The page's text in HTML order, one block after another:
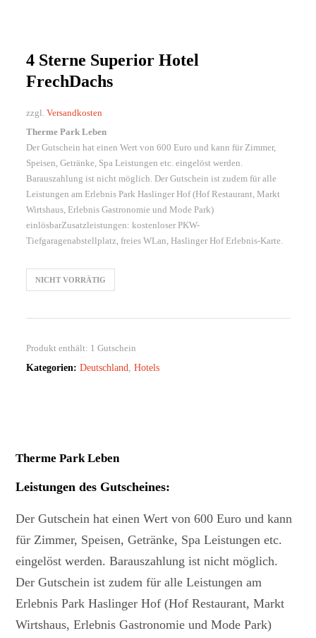
4 Sterne Superior Hotel
FrechDachs
zzgl.Versandkosten
Therme Park Leben
Der Gutschein hat einen Wert von 600 Euro und kann für Zimmer,
Speisen, Getränke, Spa Leistungen etc. eingelöst werden.
Barauszahlung ist nicht möglich. Der Gutschein ist zudem für alle
Leistungen am Erlebnis Park Haslinger Hof (Hof Restaurant, Markt
Wirtshaus, Erlebnis Gastronomie und Mode Park)
einlösbarZusatzleistungen: kostenloser PKW-
Tiefgaragenabstellplatz, freies WLan, Haslinger Hof Erlebnis-Karte.
NICHT VORRÄTIG
Produkt enthält: 1Gutschein
Kategorien: Deutschland,Hotels
Therme Park Leben
Leistungen des Gutscheines:
Der Gutschein hat einen Wert von 600 Euro und kann
für Zimmer, Speisen, Getränke, Spa Leistungen etc.
eingelöst werden. Barauszahlung ist nicht möglich.
Der Gutschein ist zudem für alle Leistungen am
Erlebnis Park Haslinger Hof (Hof Restaurant, Markt
Wirtshaus, Erlebnis Gastronomie und Mode Park)